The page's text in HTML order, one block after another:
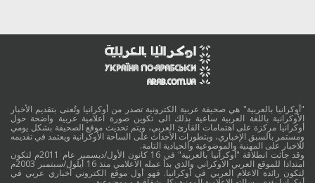
"أوكرانيا بالعربية" هي صحيفة عربية الكترونية تصدر من أوكرانيا وتُعنى بتقديم الأخبار
الأوكرانية باللغة العربية ساعية بذلك الى تكوين صورة اعلامية عربية واضحة حول
أوكرانيا مركزة على اهتمامات القارئ العربي، ويتم تحديث موقع الصحيفة بشكل يومي
ومستمر بالسبق الإخباري، وبتطورات الأحداث على الساحة الأوكرانية ويعتمد في تقديمه
للاخبار على المهنية والموضوعية والحيادية التامة.
وقد جائت انطلاقة "أوكرانيا بالعربية" في 16 كانون الأول/ديسمبر عام 2011م لتكون
امتدادا للموقع العربي الاوكراني والذي بدأ عمله الاعلامي منذ 16 أيلول/سبتمبر 2003م
لتكون رائدة الاعلام العربي في أوكرانيا. فهو أول موقع الكتروني أخباري عربي في